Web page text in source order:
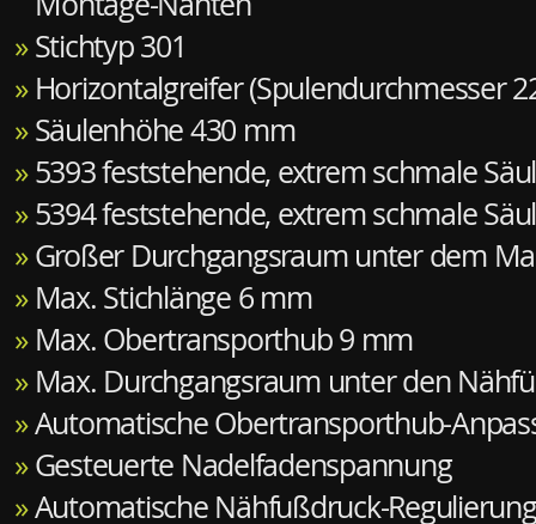
»Stichtyp 301
» Horizontalgreifer (Spulendurchmesser
»Säulenhöhe 430 mm
»5393 feststehende, extrem schmale
»5394 feststehende, extrem schmale
»Großer Durchgangsraum unter dem
» Max. Stichlänge 6 mm
» Max. Obertransporthub 9 mm
» Max. Durchgangsraum unter den
»Automatische Obertransporthub-
»Gesteuerte Nadelfadenspannung
»Automatische Nähfußdruck-Regulierung